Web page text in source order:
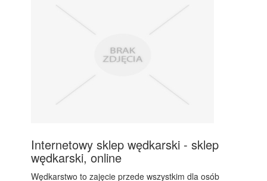
Internetowy sklep wędkarski - sklep
wędkarski, online
Wędkarstwo to zajęcie przede wszystkim dla osób